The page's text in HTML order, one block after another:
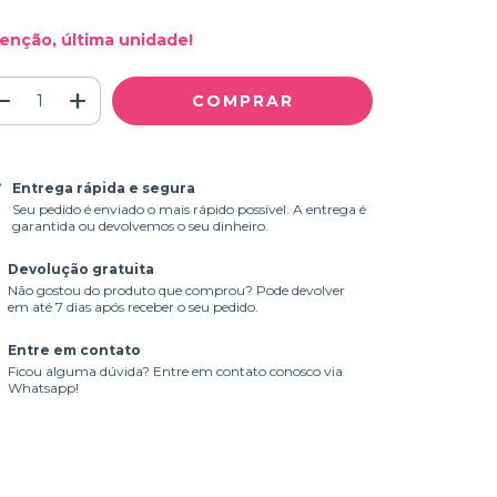
última unidade!
Entrega rápida e segura
Seu pedido é enviado o mais rápido possível. A entrega é
garantida ou devolvemos o seu dinheiro.
Devolução gratuita
Não gostou do produto que comprou? Pode devolver
em até 7 dias após receber o seu pedido.
Entre em contato
Ficou alguma dúvida? Entre em contato conosco via
Whatsapp!